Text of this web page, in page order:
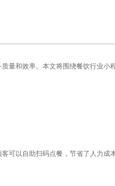
量和效率。本文将围绕餐饮行业小
可以自助扫码点餐，节省了人力